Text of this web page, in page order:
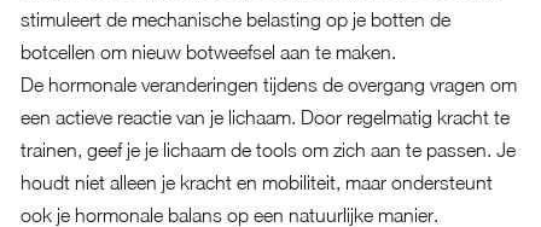
stimuleert de mechanische belasting op je botten de
botcellen om nieuw botweefsel aan te maken.
De hormonale veranderingen tijdens de overgang vragen om
een actieve reactie van je lichaam. Door regelmatig kracht te
trainen, geef je je lichaam de tools om zich aan te passen. Je
houdt niet alleen je kracht en mobiliteit, maar ondersteunt
ook je hormonale balans op een natuurlijke manier.